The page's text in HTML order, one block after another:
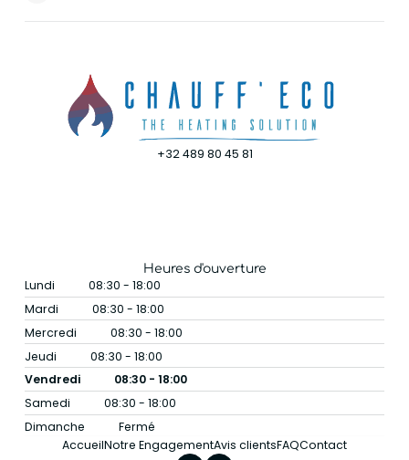
+32 489 80 45 81
Heures d'ouverture
Lundi
08:30 - 18:00
Mardi
08:30 - 18:00
Mercredi
08:30 - 18:00
Jeudi
08:30 - 18:00
Vendredi
08:30 - 18:00
Samedi
08:30 - 18:00
Dimanche
Fermé
AccueilNotre EngagementAvis clientsFAQContact